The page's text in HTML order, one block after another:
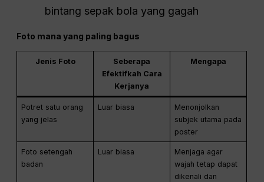
bintang sepak bola yang gagah
Foto mana yang paling bagus
Jenis Foto
Seberapa
Efektifkah Cara
Kerjanya
Mengapa
Potret satu orang
yang jelas
Luar biasa
Menonjolkan
subjek utama pada
poster
Foto setengah
badan
Luar biasa
Menjaga agar
wajah tetap dapat
dikenali dan